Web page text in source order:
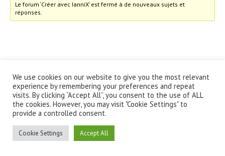
Le forum ‘Créer avec IanniX’ est fermé à de nouveaux sujets et
réponses.
© IanniX Association
Qu'est-ce que IanniX ?|Téléchargement|Showcase| Forum
Recherche
We use cookies on our website to give you the most relevant
experience by remembering your preferences and repeat
visits. By clicking “Accept All”, you consent to the use of ALL
the cookies. However, you may visit "Cookie Settings" to
provide a controlled consent.
Cookie Settings Accept All